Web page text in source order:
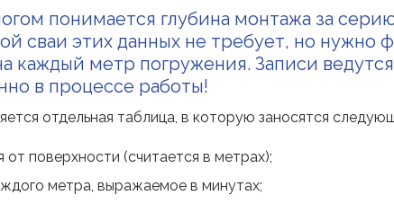
понимается глубина монтажа за
сваи этих данных не требует, но нужно
каждый метр погружения. Записи ведутся
в процессе работы!
отдельная таблица, в которую заносятся
от поверхности (считается в метрах);
метра, выражаемое в минутах;